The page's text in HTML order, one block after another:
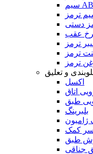
ترمز
دستی
عقب
ترمز
ترمز
ترمز
و تعلیق
اکسل
اتاق
طبق
بلبرینگ
ژامبون
سر کمک
طبق
جناقی